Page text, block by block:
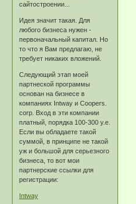
сайтостроении...
Идея значит такая. Для
любого бизнеса нужен -
первоначальный капитал. Но
то что я Вам предлагаю, не
требует никаких вложений.
Следующий этап моей
партнеской программы
основан на бизнесе в
компаниях Intway и Coopers.
corp. Вход в эти компании
платный, порядка 100-300 у.е.
Если вы обладаете такой
суммой, в принципе не такой
уж и большой для серьезного
бизнеса, то вот мои
партнерские ссылки для
регистрации:
Intway